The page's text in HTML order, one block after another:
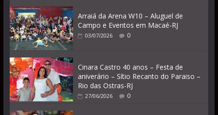
Arraiá da Arena W10 – Aluguel de
Campo e Eventos em Macaé-RJ
03/07/2026 0
Cinara Castro 40 anos – Festa de
aniverário – Sítio Recanto do Paraiso –
Rio das Ostras-RJ
27/06/2026 0